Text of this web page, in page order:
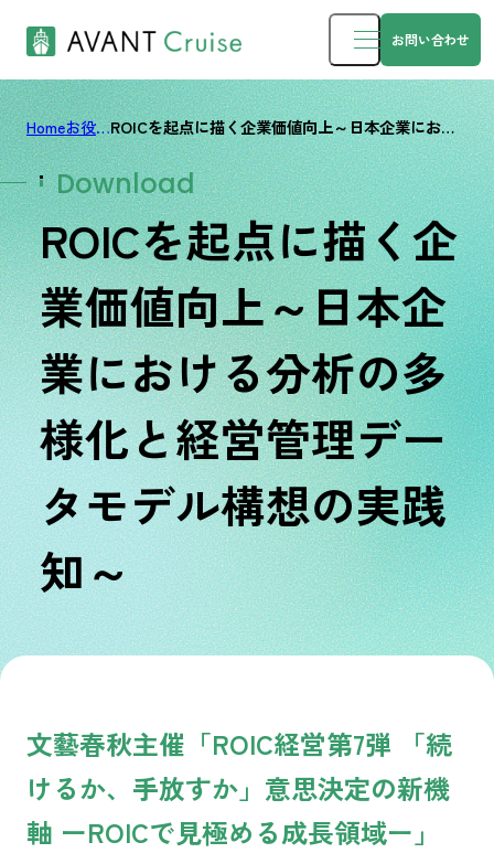
お問い合わせ
Download
ROICを起点に描く企
業価値向上～日本企
業における分析の多
様化と経営管理デー
タモデル構想の実践
知～
Home お役立ち資料 ROICを起点に描く企業価値向上～日本企業における分析の多様化と経営管理データモデル構想の実践知～
文藝春秋主催「ROIC経営第7弾 「続
けるか、手放すか」意思決定の新機
軸 ーROICで見極める成長領域ー」